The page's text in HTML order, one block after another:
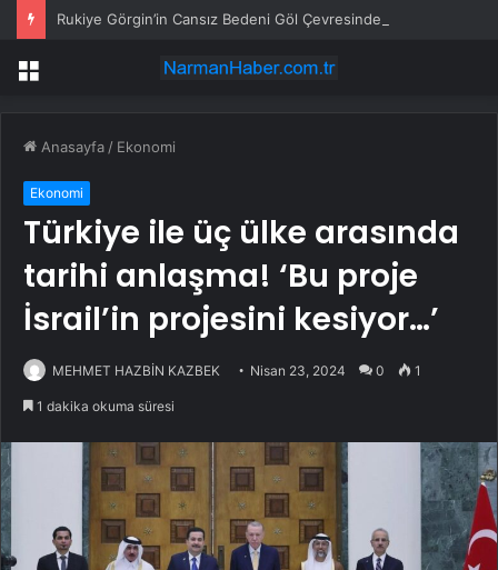
Rukiye Görgin’in Cansız Bedeni Göl Çevresinde Bulundu
Menü
Anasayfa / Ekonomi
Ekonomi
Türkiye ile üç ülke arasında
tarihi anlaşma! ‘Bu proje
İsrail’in projesini kesiyor…’
MEHMET HAZBİN KAZBEK Nisan 23, 2024 0 1
1 dakika okuma süresi